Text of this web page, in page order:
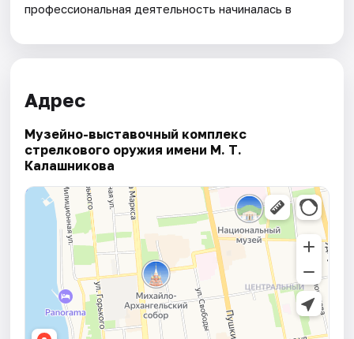
профессиональная деятельность начиналась в
Адрес
Музейно-выставочный комплекс
стрелкового оружия имени М. Т.
Калашникова